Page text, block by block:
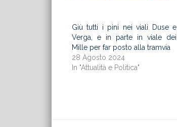
Giù tutti i pini nei viali Duse e
Verga, e in parte in viale dei
Mille per far posto alla tramvia
28 Agosto 2024
In "Attualità e Politica"